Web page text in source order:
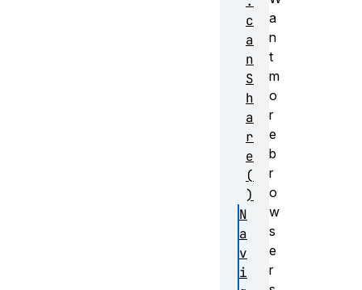
a
n
t
m
o
r
e
b
r
o
w
s
e
r
c
a
n
S
h
a
r
e
(
)
N
a
v
i